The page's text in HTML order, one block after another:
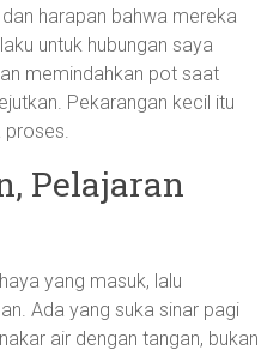
harapan bahwa mereka
untuk hubungan saya
memindahkan pot saat
Pekarangan kecil itu
proses.
Pelajaran
yang masuk, lalu
Ada yang suka sinar pagi
air dengan tangan, bukan